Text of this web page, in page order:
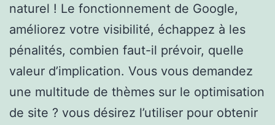
naturel ! Le fonctionnement de Google,
améliorez votre visibilité, échappez à les
pénalités, combien faut-il prévoir, quelle
valeur d’implication. Vous vous demandez
une multitude de thèmes sur le optimisation
de site ? vous désirez l’utiliser pour obtenir